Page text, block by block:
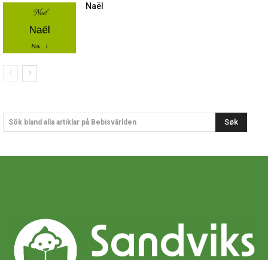
Naël
Sök bland alla artiklar på Bebisvärlden Søk